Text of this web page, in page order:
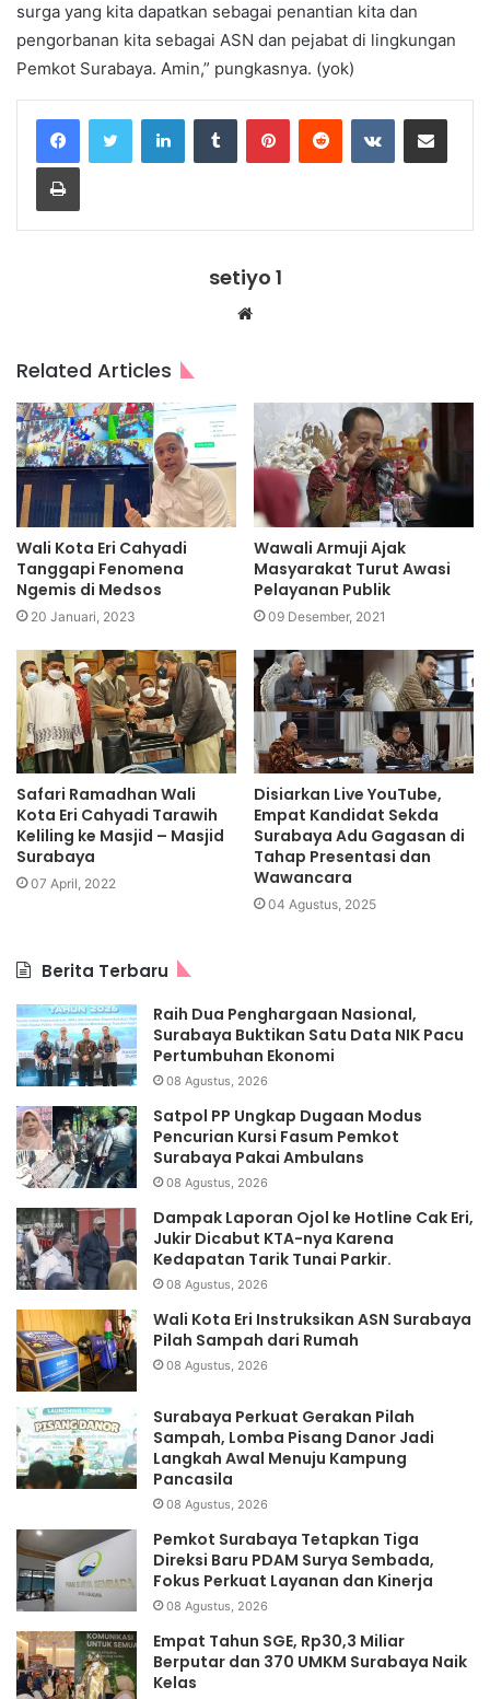
surga yang kita dapatkan sebagai penantian kita dan
pengorbanan kita sebagai ASN dan pejabat di lingkungan
Pemkot Surabaya. Amin,” pungkasnya. (yok)
LinkedInTumblr PinterestReddit VKontakteShare via Email
Print
setiyo 1
Website
Related Articles
Wali Kota Eri Cahyadi
Tanggapi Fenomena
Ngemis di Medsos
20 Januari, 2023
Wawali Armuji Ajak
Masyarakat Turut Awasi
Pelayanan Publik
09 Desember, 2021
Safari Ramadhan Wali
Kota Eri Cahyadi Tarawih
Keliling ke Masjid – Masjid
Surabaya
07 April, 2022
Disiarkan Live YouTube,
Empat Kandidat Sekda
Surabaya Adu Gagasan di
Tahap Presentasi dan
Wawancara
04 Agustus, 2025
Berita Terbaru
Raih Dua Penghargaan Nasional,
Surabaya Buktikan Satu Data NIK Pacu
Pertumbuhan Ekonomi
08 Agustus, 2026
Satpol PP Ungkap Dugaan Modus
Pencurian Kursi Fasum Pemkot
Surabaya Pakai Ambulans
08 Agustus, 2026
Dampak Laporan Ojol ke Hotline Cak Eri,
Jukir Dicabut KTA-nya Karena
Kedapatan Tarik Tunai Parkir.
08 Agustus, 2026
Wali Kota Eri Instruksikan ASN Surabaya
Pilah Sampah dari Rumah
08 Agustus, 2026
Surabaya Perkuat Gerakan Pilah
Sampah, Lomba Pisang Danor Jadi
Langkah Awal Menuju Kampung
Pancasila
08 Agustus, 2026
Pemkot Surabaya Tetapkan Tiga
Direksi Baru PDAM Surya Sembada,
Fokus Perkuat Layanan dan Kinerja
08 Agustus, 2026
Empat Tahun SGE, Rp30,3 Miliar
Berputar dan 370 UMKM Surabaya Naik
Kelas